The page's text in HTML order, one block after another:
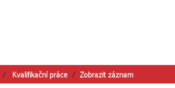
Kvalifikační práce Zobrazit záznam